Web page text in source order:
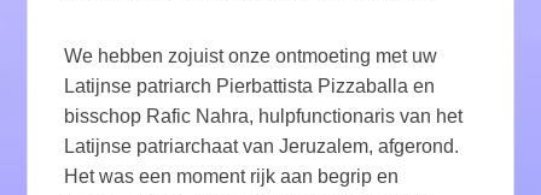
We hebben zojuist onze ontmoeting met uw
Latijnse patriarch Pierbattista Pizzaballa en
bisschop Rafic Nahra, hulpfunctionaris van het
Latijnse patriarchaat van Jeruzalem, afgerond.
Het was een moment rijk aan begrip en